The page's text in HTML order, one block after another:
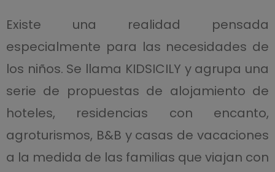
Existe una realidad pensada
especialmente para las necesidades de
los niños. Se llama KIDSICILY y agrupa una
serie de propuestas de alojamiento de
hoteles, residencias con encanto,
agroturismos, B&B y casas de vacaciones
a la medida de las familias que viajan con